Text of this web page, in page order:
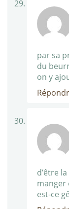
par sa
du
on y
d’être
manger
est-ce